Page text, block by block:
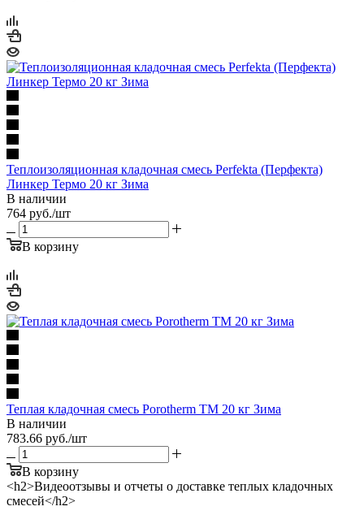
Теплоизоляционная кладочная смесь Perfekta (Перфекта)
Линкер Термо 20 кг Зима
В наличии
764 руб./шт
В корзину
Теплая кладочная смесь Porotherm TM 20 кг Зима
В наличии
783.66 руб./шт
В корзину
<h2>Видеоотзывы и отчеты о доставке теплых кладочных
смесей</h2>